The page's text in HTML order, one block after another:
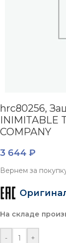
hrc80256,
INIMITABLE
COMPANY
3 644 ₽
Вернем за
На складе
- +